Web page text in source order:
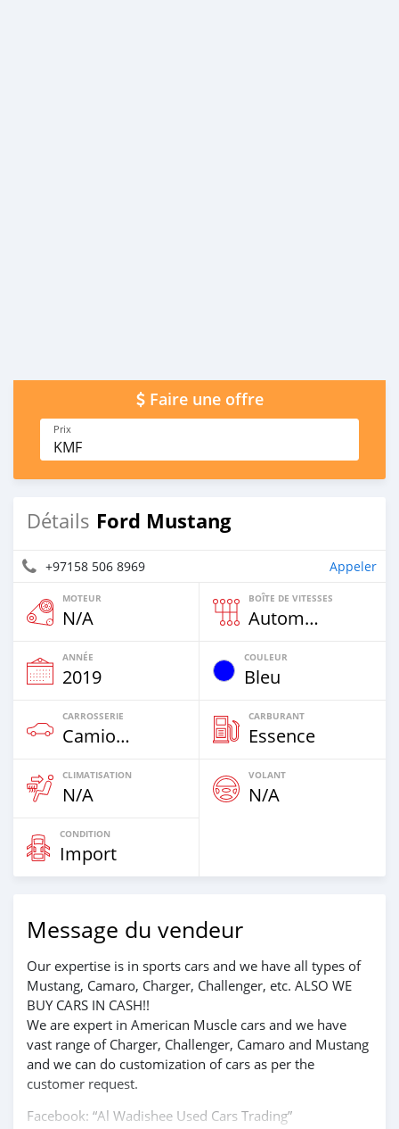
Faire une offre
Prix
KMF
Détails Ford Mustang
+97158 506 8969 Appeler
MOTEUR
N/A
BOÎTE DE VITESSES
Automatique
ANNÉE
2019
COULEUR
Bleu
CARROSSERIE
Camion‒Bus
CARBURANT
Essence
CLIMATISATION
N/A
VOLANT
N/A
CONDITION
Import
Message du vendeur
Our expertise is in sports cars and we have all types of
Mustang, Camaro, Charger, Challenger, etc. ALSO WE
BUY CARS IN CASH!!
We are expert in American Muscle cars and we have
vast range of Charger, Challenger, Camaro and Mustang
and we can do customization of cars as per the
customer request.
Facebook: “Al Wadishee Used Cars Trading”